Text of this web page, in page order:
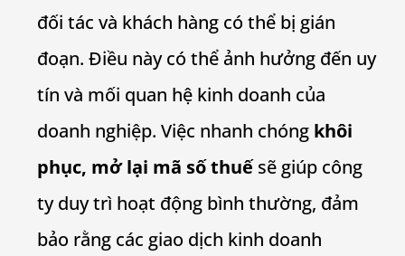
đối tác và khách hàng có thể bị gián
đoạn. Điều này có thể ảnh hưởng đến uy
tín và mối quan hệ kinh doanh của
doanh nghiệp. Việc nhanh chóng khôi
phục, mở lại mã số thuếsẽ giúp công
ty duy trì hoạt động bình thường, đảm
bảo rằng các giao dịch kinh doanh